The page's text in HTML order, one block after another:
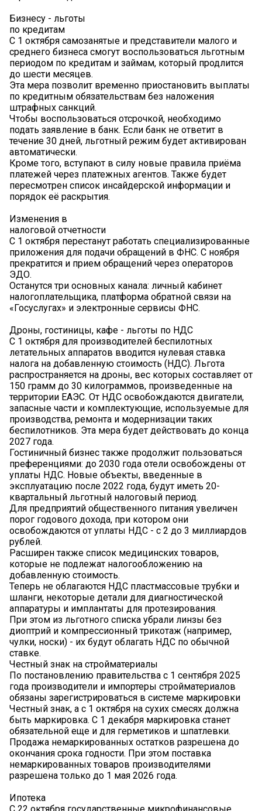
Бизнесу - льготы
по кредитам
С 1 октября самозанятые и представители малого и
среднего бизнеса смогут воспользоваться льготным
периодом по кредитам и займам, который продлится
до шести месяцев.
Эта мера позволит временно приостановить выплаты
по кредитным обязательствам без наложения
штрафных санкций.
Чтобы воспользоваться отсрочкой, необходимо
подать заявление в банк. Если банк не ответит в
течение 30 дней, льготный режим будет активирован
автоматически.
Кроме того, вступают в силу новые правила приёма
платежей через платежных агентов. Также будет
пересмотрен список инсайдерской информации и
порядок её раскрытия.
Изменения в
налоговой отчетности
С 1 октября перестанут работать специализированные
приложения для подачи обращений в ФНС. С ноября
прекратится и прием обращений через операторов
ЭДО.
Останутся три основных канала: личный кабинет
налогоплательщика, платформа обратной связи на
«Госуслугах» и электронные сервисы ФНС.
Дроны, гостиницы, кафе - льготы по НДС
С 1 октября для производителей беспилотных
летательных аппаратов вводится нулевая ставка
налога на добавленную стоимость (НДС). Льгота
распространяется на дроны, вес которых составляет от
150 грамм до 30 килограммов, произведенные на
территории ЕАЭС. От НДС освобождаются двигатели,
запасные части и комплектующие, используемые для
производства, ремонта и модернизации таких
беспилотников. Эта мера будет действовать до конца
2027 года.
Гостиничный бизнес также продолжит пользоваться
преференциями: до 2030 года отели освобождены от
уплаты НДС. Новые объекты, введенные в
эксплуатацию после 2022 года, будут иметь 20-
квартальный льготный налоговый период.
Для предприятий общественного питания увеличен
порог годового дохода, при котором они
освобождаются от уплаты НДС - с 2 до 3 миллиардов
рублей.
Расширен также список медицинских товаров,
которые не подлежат налогообложению на
добавленную стоимость.
Теперь не облагаются НДС пластмассовые трубки и
шланги, некоторые детали для диагностической
аппаратуры и имплантаты для протезирования.
При этом из льготного списка убрали линзы без
диоптрий и компрессионный трикотаж (например,
чулки, носки) - их будут облагать НДС по обычной
ставке.
Честный знак на стройматериалы
По постановлению правительства с 1 сентября 2025
года производители и импортеры стройматериалов
обязаны зарегистрироваться в системе маркировки
Честный знак, а с 1 октября на сухих смесях должна
быть маркировка. С 1 декабря маркировка станет
обязательной еще и для герметиков и шпатлевки.
Продажа немаркированных остатков разрешена до
окончания срока годности. При этом поставка
немаркированных товаров производителями
разрешена только до 1 мая 2026 года.
Ипотека